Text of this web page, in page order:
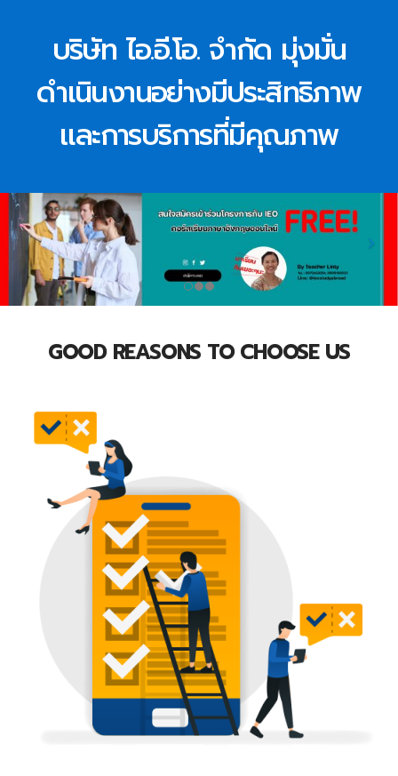
บริษัท ไอ.อี.โอ. จำกัด มุ่งมั่น
ดำเนินงานอย่างมีประสิทธิภาพ
และการบริการที่มีคุณภาพ
GOOD REASONS TO CHOOSE US